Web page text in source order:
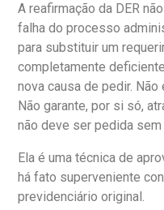
A reafirmação da DER
falha do processo
para substituir um
completamente
nova causa de pedir.
Não garante, por si só,
não deve ser pedida sem
Ela é uma técnica de
há fato superveniente
previdenciário original.